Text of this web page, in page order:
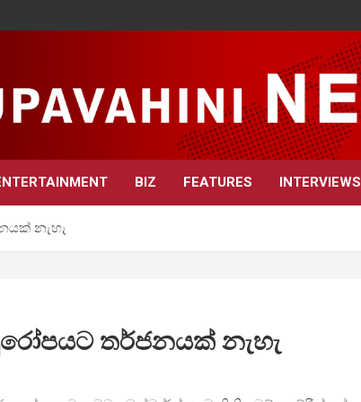
BIZ FEATURES INTERVIEWS
නැහැ
තර්ජනයක් නැහැ